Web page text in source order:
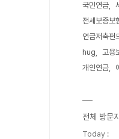
국민연금
전세보증보
연금저축펀
hug
고용
개인연금
전체 방문
Today :